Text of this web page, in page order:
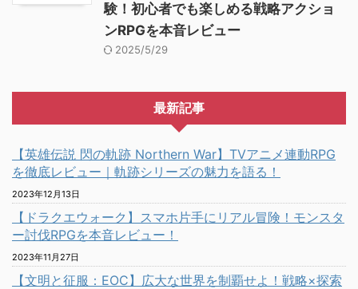
験！初心者でも楽しめる戦略アクショ
ンRPGを本音レビュー
2025/5/29
最新記事
【英雄伝説 閃の軌跡 Northern War】TVアニメ連動RPG
を徹底レビュー｜軌跡シリーズの魅力を語る！
2023年12月13日
【ドラクエウォーク】スマホ片手にリアル冒険！モンスタ
ー討伐RPGを本音レビュー！
2023年11月27日
【文明と征服：EOC】広大な世界を制覇せよ！戦略×探索